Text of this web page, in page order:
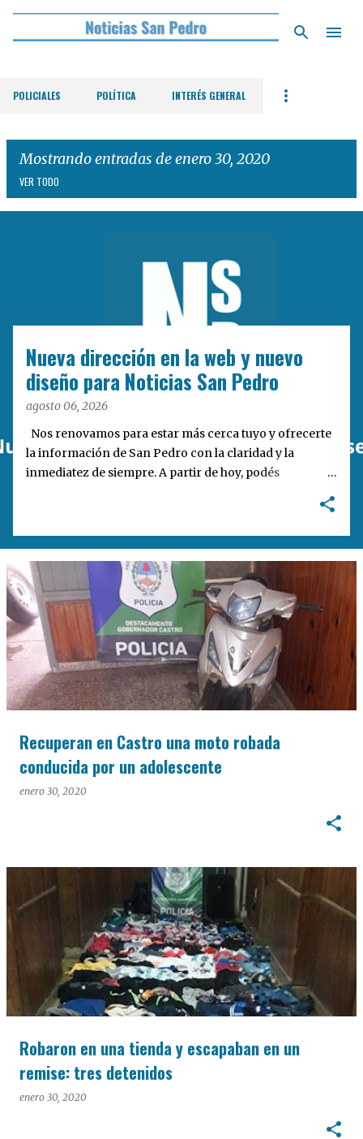
Ir al contenido principal
POLICIALES POLÍTICA INTERÉS GENERAL
Mostrando entradas de enero 30, 2020
VER TODO
Nueva dirección en la web y nuevo
diseño para Noticias San Pedro
agosto 06, 2026
Nos renovamos para estar más cerca tuyo y ofrecerte
la información de San Pedro con la claridad y la
inmediatez de siempre. A partir de hoy, podés
Desarrollamos una interfaz más ágil, moderna e
intuitiva, pensada para optimizar la navegación desde
cualquier dispositivo, facilitar el acceso a las noticias
locales y potenciar la interacción de los lectores con
nuestros contenidos.
Recuperan en Castro una moto robada
conducida por un adolescente
enero 30, 2020
Robaron en una tienda y escapaban en un
remise: tres detenidos
enero 30, 2020